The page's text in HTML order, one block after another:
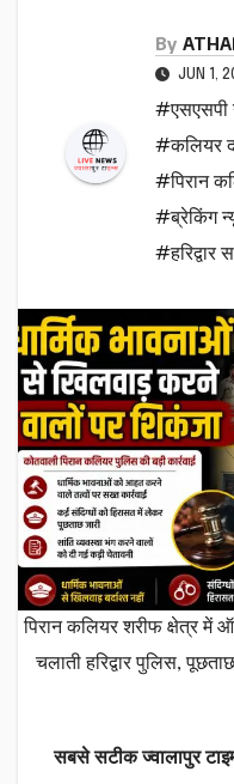
By
JUN 1,
#एसएसपी
#कलियर
#पिरान
#ब्रेकिंग
#हरिद्वार
पिरान कलियर शरीफ क्षेत्र में
चलाती हरिद्वार पुलिस,
सबसे सटीक ज्वालापुर